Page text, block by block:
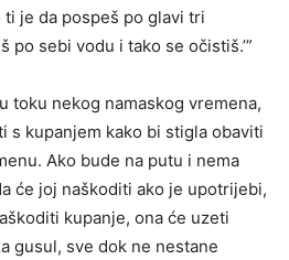
ti je da pospeš po glavi tri
po sebi vodu i tako se očistiš.’”
toku nekog namaskog vremena,
s kupanjem kako bi stigla obaviti
Ako bude na putu i nema
će joj naškoditi ako je upotrijebi,
kupanje, ona će uzeti
gusul, sve dok ne nestane